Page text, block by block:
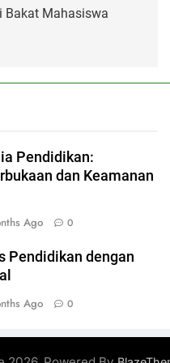
Bakat Mahasiswa
Pendidikan:
dan Keamanan
Ago 0
Pendidikan dengan
Ago 0